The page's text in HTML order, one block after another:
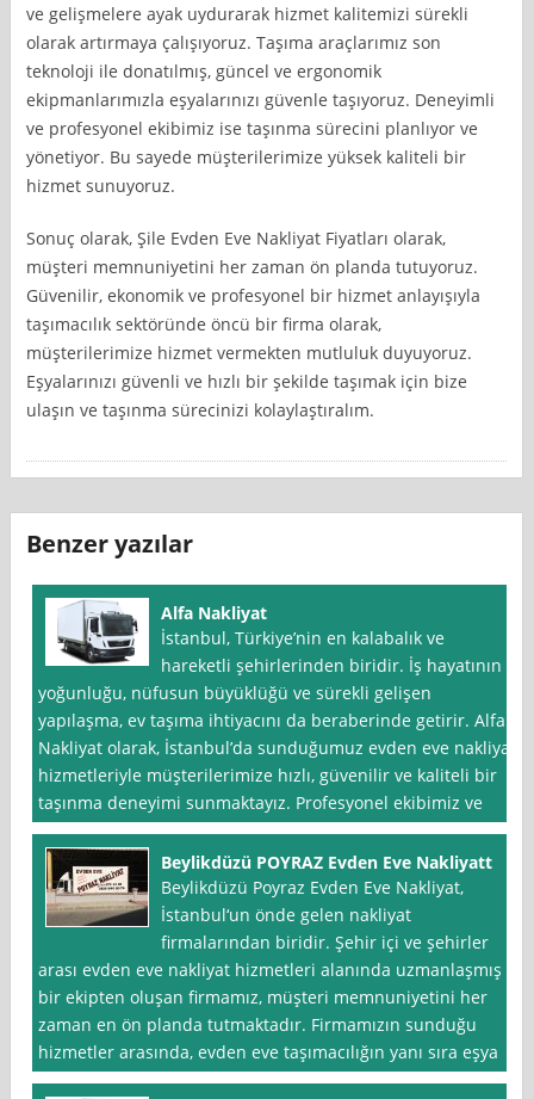
ve gelişmelere ayak uydurarak hizmet kalitemizi sürekli
olarak artırmaya çalışıyoruz. Taşıma araçlarımız son
teknoloji ile donatılmış, güncel ve ergonomik
ekipmanlarımızla eşyalarınızı güvenle taşıyoruz. Deneyimli
ve profesyonel ekibimiz ise taşınma sürecini planlıyor ve
yönetiyor. Bu sayede müşterilerimize yüksek kaliteli bir
hizmet sunuyoruz.
Sonuç olarak, Şile Evden Eve Nakliyat Fiyatları olarak,
müşteri memnuniyetini her zaman ön planda tutuyoruz.
Güvenilir, ekonomik ve profesyonel bir hizmet anlayışıyla
taşımacılık sektöründe öncü bir firma olarak,
müşterilerimize hizmet vermekten mutluluk duyuyoruz.
Eşyalarınızı güvenli ve hızlı bir şekilde taşımak için bize
ulaşın ve taşınma sürecinizi kolaylaştıralım.
Benzer yazılar
Alfa Nakliyat
İstanbul, Türkiye’nin en kalabalık ve
hareketli şehirlerinden biridir. İş hayatının
yoğunluğu, nüfusun büyüklüğü ve sürekli gelişen
yapılaşma, ev taşıma ihtiyacını da beraberinde getirir. Alfa
Nakliyat olarak, İstanbul’da sunduğumuz evden eve nakliyat
hizmetleriyle müşterilerimize hızlı, güvenilir ve kaliteli bir
taşınma deneyimi sunmaktayız. Profesyonel ekibimiz ve
Beylikdüzü POYRAZ Evden Eve Nakliyatt
Beylikdüzü Poyraz Evden Eve Nakliyat,
İstanbul‘un önde gelen nakliyat
firmalarından biridir. Şehir içi ve şehirler
arası evden eve nakliyat hizmetleri alanında uzmanlaşmış
bir ekipten oluşan firmamız, müşteri memnuniyetini her
zaman en ön planda tutmaktadır. Firmamızın sunduğu
hizmetler arasında, evden eve taşımacılığın yanı sıra eşya